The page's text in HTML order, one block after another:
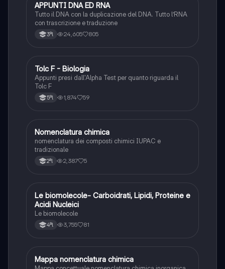
Scienze
APPUNTI DNA ED RNA
Tutto il DNA con la duplicazione del DNA. Tutto l’RNA
con trascrizione e traduzione
3ªl 24,605 805
Chimica
Tolc F - Biologia
Appunti presi dall'Alpha Test per quanto riguarda il
Tolc F
5ªl 1,874 59
NChimica
Nomenclatura chimica
nomenclatura dei composti chimici IUPAC e
tradizionale
2ªl 2,387 5
Scienze
Le biomolecole- Carboidrati, Lipidi, Proteine e
Acidi Nucleici
Le biomolecole
4ªl 3,755 81
Chimica
Mappa nomenclatura chimica